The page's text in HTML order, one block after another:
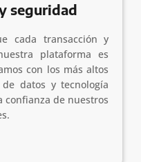
seguridad
cada transacción y
plataforma es
con los más altos
datos y tecnología
de nuestros